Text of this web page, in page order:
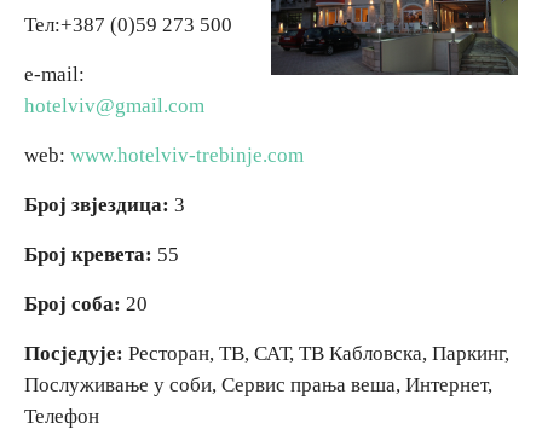
Авантура
Културни туризам
Гастрономија
Лов и риболов
Тел:+387 (0)59 273 500
e-mail:
hotelviv@gmail.com
web: www.hotelviv-trebinje.com
Број звјездица: 3
Број кревета: 55
Број соба: 20
Посједује: Ресторан, ТВ, САТ, ТВ Кабловска, Паркинг,
Послуживање у соби, Сервис прања веша, Интернет,
Телефон